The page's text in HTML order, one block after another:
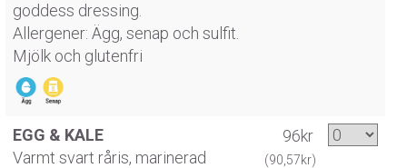
goddess dressing.
Allergener: Ägg, senap och sulfit.
Mjölk och glutenfri
EGG & KALE
Varmt svart råris, marinerad
96kr
(90,57kr)